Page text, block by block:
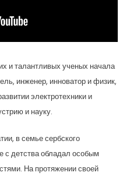
и талантливых ученых начала
инженер, инноватор и физик,
электротехники и
и науку.
в семье сербского
с детства обладал особым
На протяжении своей